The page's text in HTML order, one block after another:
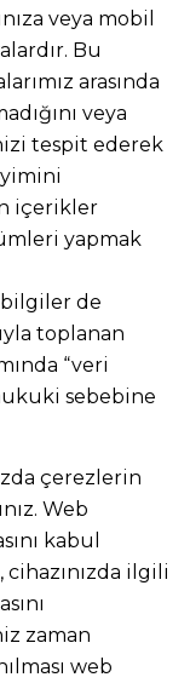
veya mobil
Bu
arasında
veya
tespit ederek
içerikler
yapmak
bilgiler de
toplanan
“veri
sebebine
çerezlerin
Web
kabul
ilgili
zaman
web